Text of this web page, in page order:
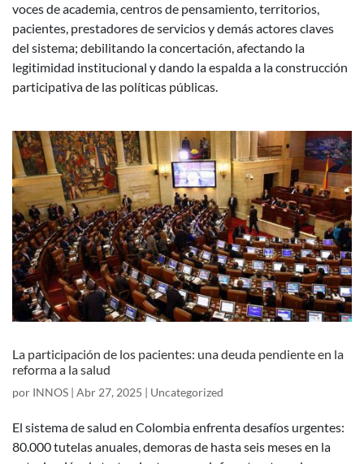
voces de academia, centros de pensamiento, territorios,
pacientes, prestadores de servicios y demás actores claves
del sistema; debilitando la concertación, afectando la
legitimidad institucional y dando la espalda a la construcción
participativa de las políticas públicas.
La participación de los pacientes: una deuda pendiente en la
reforma a la salud
por INNOS | Abr 27, 2025 | Uncategorized
El sistema de salud en Colombia enfrenta desafíos urgentes:
80.000 tutelas anuales, demoras de hasta seis meses en la